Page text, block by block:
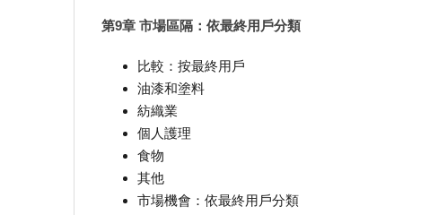
第9章 市場區隔：依最終用戶分類
比較：按最終用戶
油漆和塗料
紡織業
個人護理
食物
其他
市場機會：依最終用戶分類